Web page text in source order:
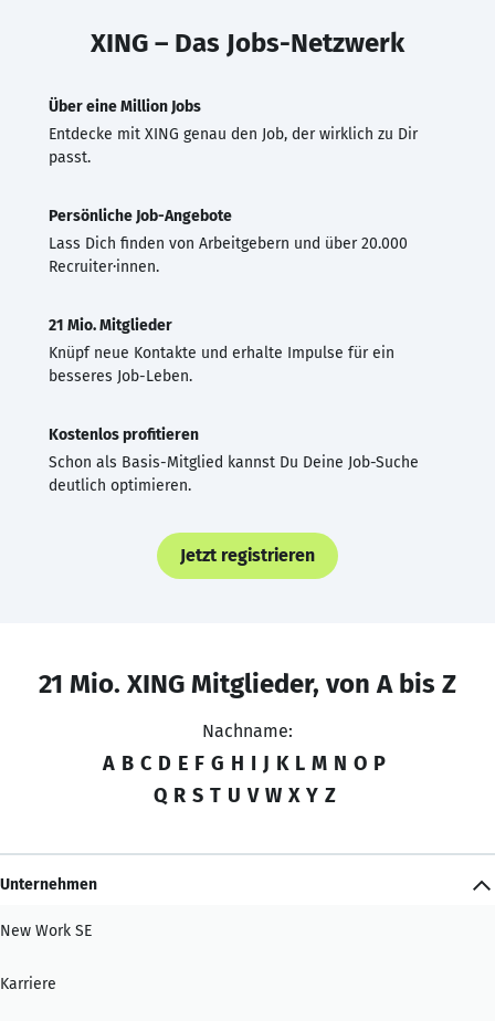
XING – Das Jobs-Netzwerk
Über eine Million Jobs
Entdecke mit XING genau den Job, der wirklich zu Dir
passt.
Persönliche Job-Angebote
Lass Dich finden von Arbeitgebern und über 20.000
Recruiter·innen.
21 Mio. Mitglieder
Knüpf neue Kontakte und erhalte Impulse für ein
besseres Job-Leben.
Kostenlos profitieren
Schon als Basis-Mitglied kannst Du Deine Job-Suche
deutlich optimieren.
Jetzt registrieren
21 Mio. XING Mitglieder, von A bis Z
Nachname:
A B C D E F G H I J K L M N O P
Q R S T U V W X Y Z
Unternehmen
New Work SE
Karriere